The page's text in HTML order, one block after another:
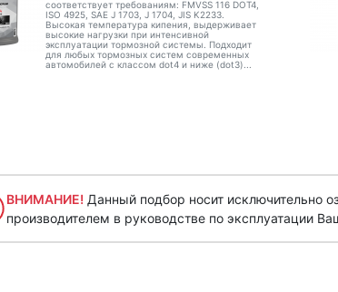
соответствует требованиям: FMVSS 116 DOT4,
ISO 4925, SAE J 1703, J 1704, JIS K2233.
Высокая температура кипения, выдерживает
высокие нагрузки при интенсивной
эксплуатации тормозной системы. Подходит
для любых тормозных систем современных
автомобилей с классом dot4 и ниже (dot3)...
ВНИМАНИЕ! Данный подбор носит исключительно
производителем в руководстве по эксплуатации